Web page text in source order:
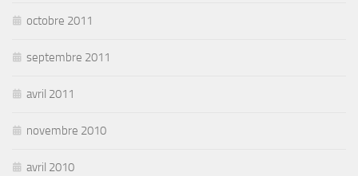
octobre 2011
septembre 2011
avril 2011
novembre 2010
avril 2010